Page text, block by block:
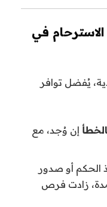
في
يُفضل توافر
إن وُجد، مع
الحكم أو صدور
زادت فرص